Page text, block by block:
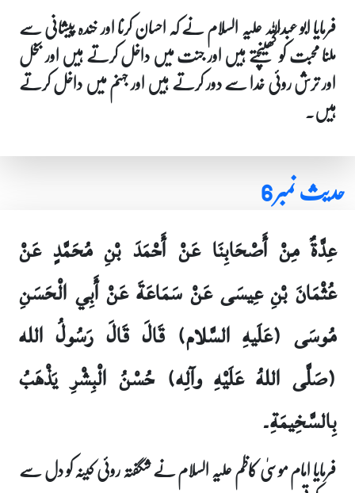
فرمایا ابو عبداللہ علیہ السلام نے کہ احسان کرنا اور خندہ پیشانی سے
ملنا محبت کو کھینچتے ہیں اور جنت میں داخل کرتے ہیں اور بخل
اور ترش روئی خدا سے دور کرتے ہیں اور جہنم میں داخل کرتے
ہیں۔
حدیث نمبر 6
عِدَّةٌ مِنْ أَصْحَابِنَا عَنْ أَحْمَدَ بْنِ مُحَمَّدٍ عَنْ
عُثْمَانَ بْنِ عِيسَى عَنْ سَمَاعَةَ عَنْ أَبِي الْحَسَنِ
مُوسَى (عَلَيهِ السَّلام) قَالَ قَالَ رَسُولُ الله
(صَلَّى اللهُ عَلَيْهِ وآلِه) حُسْنُ الْبِشْرِ يَذْهَبُ
بِالسَّخِيمَةِ۔
فرمایا امام موسیٰ کاظم علیہ السلام نے شگفتہ روئی کینہ کو دل سے